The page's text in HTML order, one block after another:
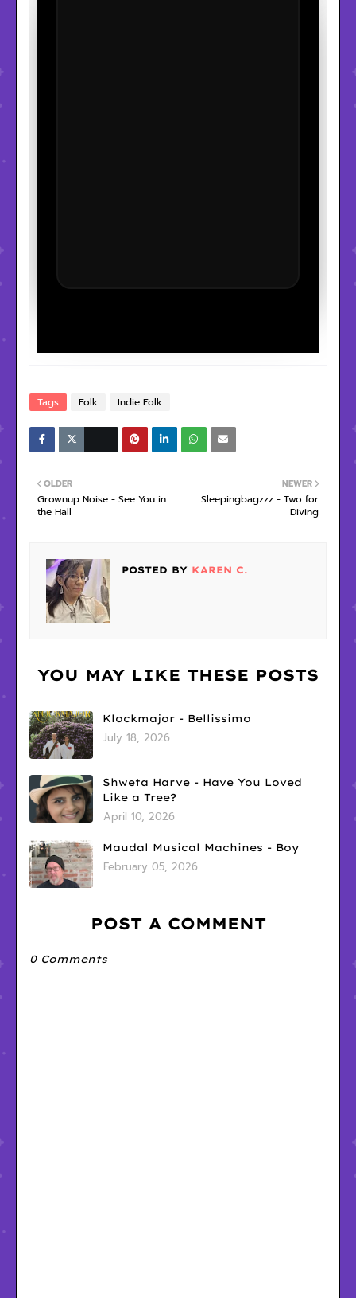
Tags Folk Indie Folk
NEWER
Sleepingbagzzz - Two for
Diving
OLDER
Grownup Noise - See You in
the Hall
POSTED BY KAREN C.
YOU MAY LIKE THESE POSTS
Klockmajor - Bellissimo
July 18, 2026
Shweta Harve - Have You Loved
Like a Tree?
April 10, 2026
Maudal Musical Machines - Boy
February 05, 2026
POST A COMMENT
0 Comments